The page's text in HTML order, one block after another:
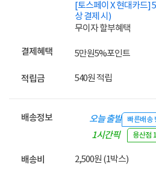
[토스페이 X 현대카드]
상 결제 시)
무이자 할부혜택
결제혜택 5만원5%포인트
적립금 540원 적립
배송정보 오늘 출발 빠른배송
1시간픽
용산점
배송비 2,500원 (1박스)